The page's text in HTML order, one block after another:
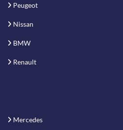
Peugeot
Nissan
BMW
Renault
Mercedes